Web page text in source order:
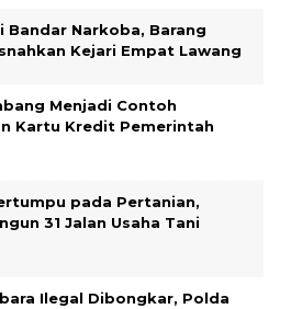
Bandar Narkoba, Barang
Kejari Empat Lawang
Menjadi Contoh
Kartu Kredit Pemerintah
pada Pertanian,
31 Jalan Usaha Tani
Ilegal Dibongkar, Polda